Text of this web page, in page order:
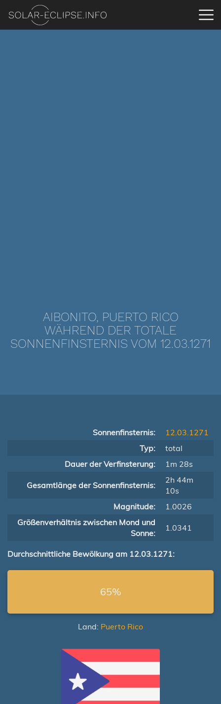
AIBONITO, PUERTO RICO
WÄHREND DER TOTALE
SONNENFINSTERNIS VOM 12.03.1271
Sonnenfinsternis:
12.03.1271
Typ:
total
Dauer der Verfinsterung:
1m 28s
Gesamtlänge der Sonnenfinsternis:
2h 44m
10s
Magnitude:
1.0026
Größenverhältnis zwischen Mond und
Sonne:
1.0341
Durchschnittliche Bewölkung am 12.03.1271:
65%
Land: Puerto Rico